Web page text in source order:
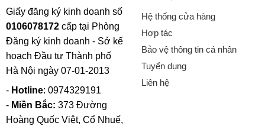
Giấy đăng ký kinh doanh số
0106078172cấp tại Phòng
Đăng ký kinh doanh - Sở kế
hoạch Đầu tư Thành phố
Hà Nội ngày 07-01-2013
- Hotline: 0974329191
- Miền Bắc: 373 Đường
Hoàng Quốc Việt, Cổ Nhuế,
Hệ thống cửa hàng
Hợp tác
Bảo vệ thông tin cá nhân
Tuyển dụng
Liên hệ